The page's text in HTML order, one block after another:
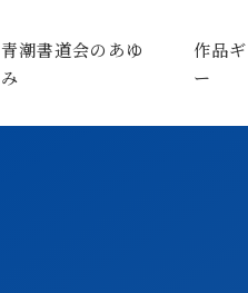
青潮書道会のあゆ
み
作品
ー